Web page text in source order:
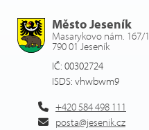
Město Jeseník
Masarykovo nám. 167/1
790 01 Jeseník
IČ: 00302724
ISDS: vhwbwm9
+420 584 498 111
posta@jesenik.cz